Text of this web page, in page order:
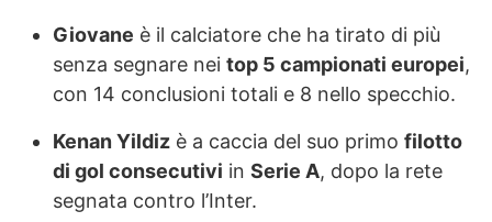
Giovane è il calciatore che ha tirato di più
senza segnare nei top 5 campionati europei,
con 14 conclusioni totali e 8 nello specchio.
Kenan Yildiz è a caccia del suo primo filotto
di gol consecutivi in Serie A, dopo la rete
segnata contro l’Inter.